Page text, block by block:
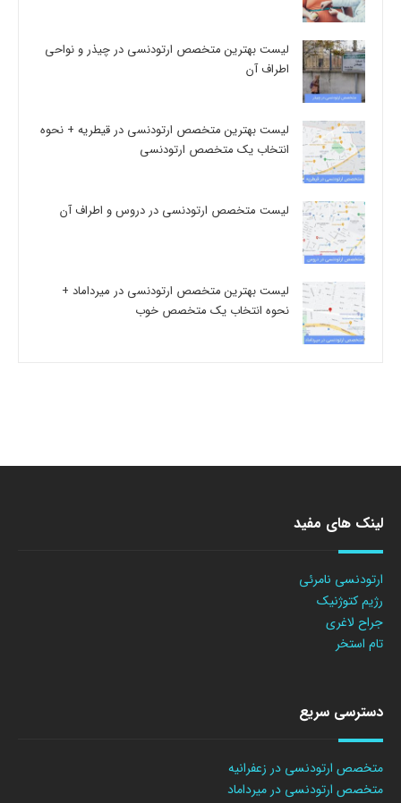
لیست بهترین متخصص ارتودنسی در چیذر و نواحی
اطراف آن
لیست بهترین متخصص ارتودنسی در قیطریه + نحوه
انتخاب یک متخصص ارتودنسی
لیست متخصص ارتودنسی در دروس و اطراف آن
لیست بهترین متخصص ارتودنسی در میرداماد +
نحوه انتخاب یک متخصص خوب
لینک های مفید
ارتودنسی نامرئی
رژیم کتوژنیک
جراح لاغری
تام استخر
دسترسی سریع
متخصص ارتودنسی در زعفرانیه
متخصص ارتودنسی در میرداماد